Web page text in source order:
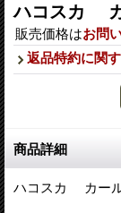
ハコスカ
販売価格はお問
返品特約に関
商品詳細
ハコスカ カー